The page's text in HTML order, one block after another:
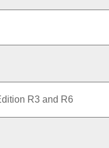
R3 and R6